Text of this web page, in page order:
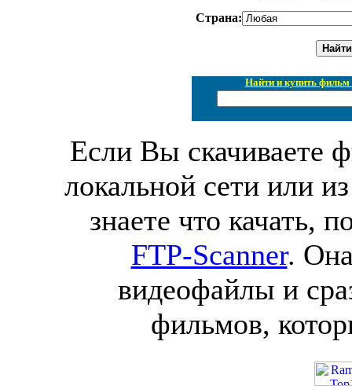
Страна:
Найти и купить фильм
Если Вы скачиваете
локальной сети или
знаете что качать,
FTP-Scanner.
видеофайлы и
фильмов,